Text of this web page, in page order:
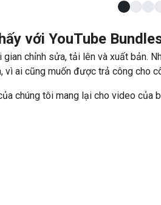
với YouTube
chỉnh sửa, tải lên và xuất bản.
ai cũng muốn được trả công cho
chúng tôi mang lại cho video